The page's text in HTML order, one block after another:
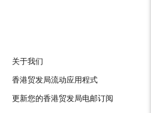
关于我们
香港贸发局流动应用程式
更新您的香港贸发局电邮订阅